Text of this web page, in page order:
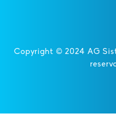
Copyright © 2024 AG